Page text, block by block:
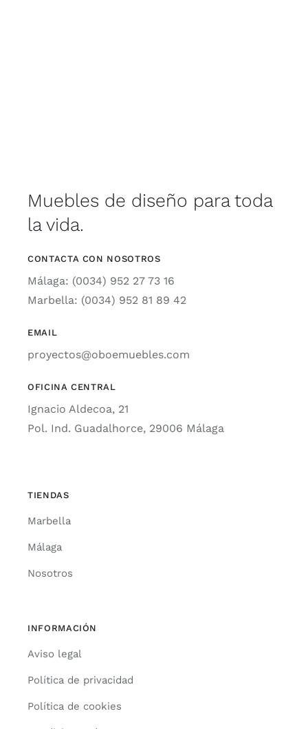
Muebles de diseño para toda
la vida.
CONTACTA CON NOSOTROS
Málaga: (0034) 952 27 73 16
Marbella: (0034) 952 81 89 42
EMAIL
proyectos@oboemuebles.com
OFICINA CENTRAL
Ignacio Aldecoa, 21
Pol. Ind. Guadalhorce, 29006 Málaga
TIENDAS
Marbella
Málaga
Nosotros
INFORMACIÓN
Aviso legal
Política de privacidad
Política de cookies